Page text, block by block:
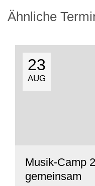
Ähnliche
23
AUG
Musik-Camp
gemeinsam